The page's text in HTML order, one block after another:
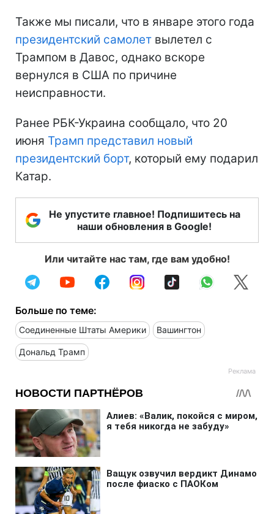
Также мы писали, что в январе этого года
президентский самолет вылетел с
Трампом в Давос, однако вскоре
вернулся в США по причине
неисправности.
Ранее РБК-Украина сообщало, что 20
июня Трамп представил новый
президентский борт, который ему подарил
Катар.
Не упустите главное! Подпишитесь на
наши обновления в Google!
Или читайте нас там, где вам удобно!
Больше по теме:
Соединенные Штаты Америки Вашингтон
Дональд Трамп